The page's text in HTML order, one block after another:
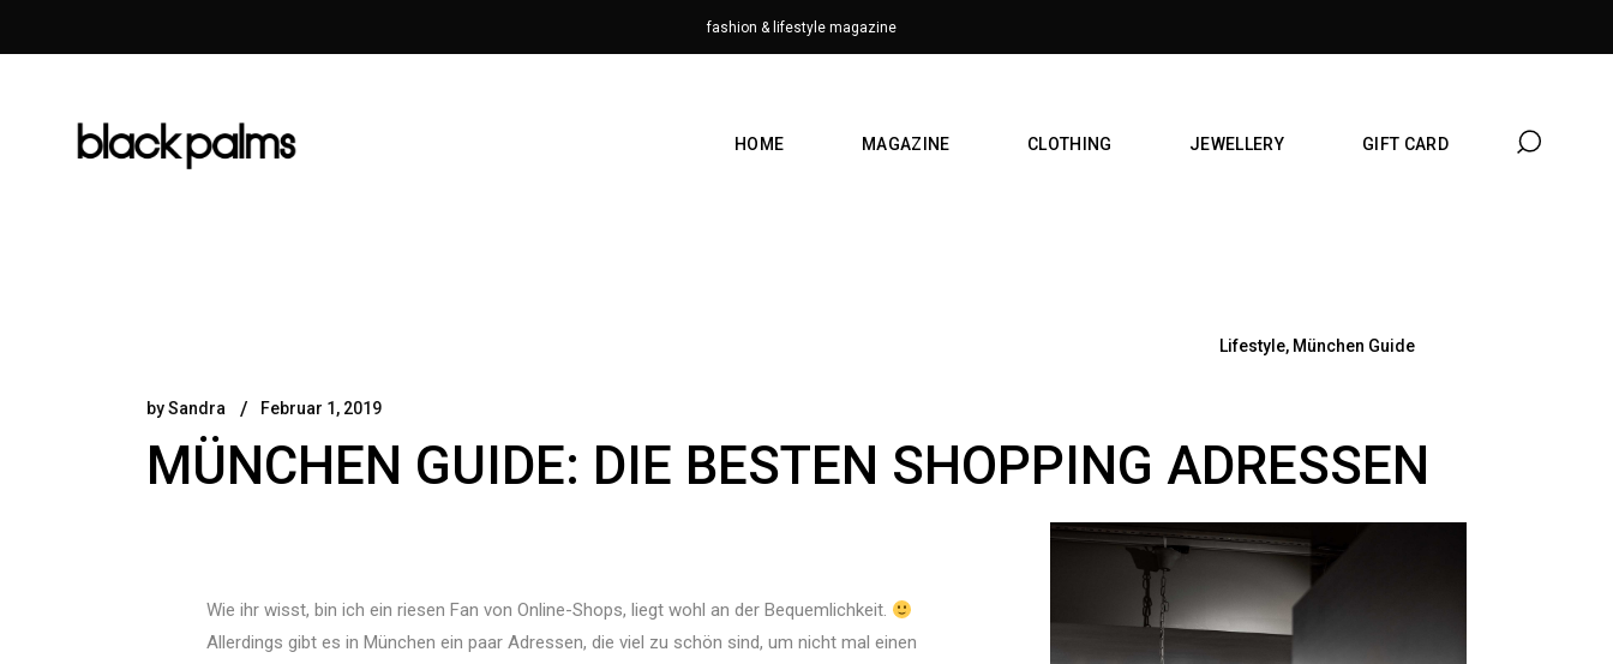
fashion & lifestyle magazine
HOME MAGAZINE CLOTHING JEWELLERY GIFT CARD
Lifestyle, München Guide
bySandra Februar 1, 2019
MÜNCHEN GUIDE: DIE BESTEN SHOPPING ADRESSEN
Wie ihr wisst, bin ich ein riesen Fan von Online-Shops, liegt wohl an der Bequemlichkeit.
Allerdings gibt es in München ein paar Adressen, die viel zu schön sind, um nicht mal einen